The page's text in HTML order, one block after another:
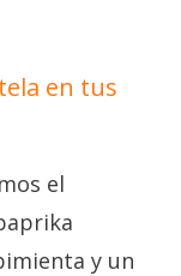
en tus
el
y un